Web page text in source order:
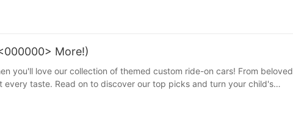
on quality and innovation, selling custom ride-on cars in bulk can be a
of this trend and start capitalizing on the profit potential of custom
More!)
you'll love our collection of themed custom ride-on cars! From beloved
taste. Read on to discover our top picks and turn your child's